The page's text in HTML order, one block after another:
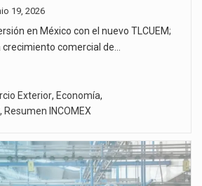
19, 2026
en México con el nuevo TLCUEM;
comercial de…
Exterior, Economía,
, Resumen INCOMEX